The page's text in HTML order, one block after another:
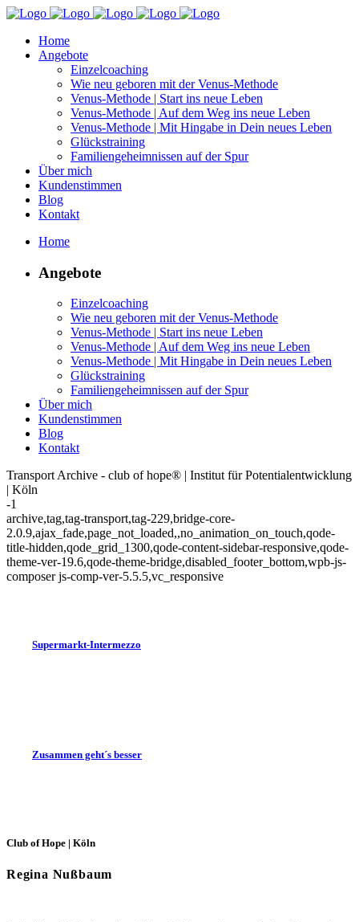
Home
Angebote
Einzelcoaching
Wie neu geboren mit der Venus-Methode
Venus-Methode | Start ins neue Leben
Venus-Methode | Auf dem Weg ins neue Leben
Venus-Methode | Mit Hingabe in Dein neues Leben
Glückstraining
Familiengeheimnissen auf der Spur
Über mich
Kundenstimmen
Blog
Kontakt
Home
Angebote
Einzelcoaching
Wie neu geboren mit der Venus-Methode
Venus-Methode | Start ins neue Leben
Venus-Methode | Auf dem Weg ins neue Leben
Venus-Methode | Mit Hingabe in Dein neues Leben
Glückstraining
Familiengeheimnissen auf der Spur
Über mich
Kundenstimmen
Blog
Kontakt
Transport Archive - club of hope® | Institut für Potentialentwicklung
| Köln
-1
archive,tag,tag-transport,tag-229,bridge-core-
2.0.9,ajax_fade,page_not_loaded,,no_animation_on_touch,qode-
title-hidden,qode_grid_1300,qode-content-sidebar-responsive,qode-
theme-ver-19.6,qode-theme-bridge,disabled_footer_bottom,wpb-js-
composer js-comp-ver-5.5.5,vc_responsive
Supermarkt-Intermezzo
Zusammen geht´s besser
Club of Hope | Köln
Regina Nußbaum